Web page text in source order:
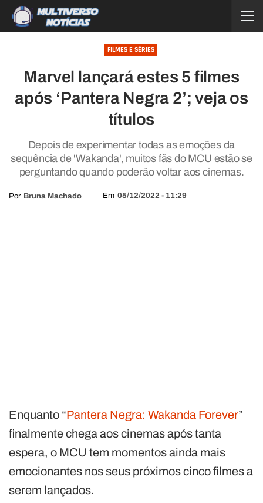
FILMES E SÉRIES
Marvel lançará estes 5 filmes
após ‘Pantera Negra 2’; veja os
títulos
Depois de experimentar todas as emoções da
sequência de 'Wakanda', muitos fãs do MCU estão se
perguntando quando poderão voltar aos cinemas.
Por Bruna Machado Em 05/12/2022 - 11:29
Enquanto “Pantera Negra: Wakanda Forever”
finalmente chega aos cinemas após tanta
espera, o MCU tem momentos ainda mais
emocionantes nos seus próximos cinco filmes a
serem lançados.